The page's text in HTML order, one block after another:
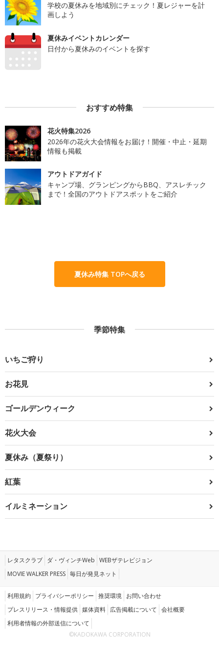
学校の夏休みを地域別にチェック！夏レジャーを計
画しよう
夏休みイベントカレンダー
日付から夏休みのイベントを探す
おすすめ特集
花火特集2026
2026年の花火大会情報をお届け！開催・中止・延期
情報も掲載
アウトドアガイド
キャンプ場、グランピングからBBQ、アスレチック
まで！全国のアウトドアスポットをご紹介
夏休み特集 TOPへ戻る
季節特集
いちご狩り
お花見
ゴールデンウィーク
花火大会
夏休み（夏祭り）
紅葉
イルミネーション
レタスクラブ ダ・ヴィンチWeb WEBザテレビジョン
MOVIE WALKER PRESS 毎日が発見ネット
利用規約 プライバシーポリシー 推奨環境 お問い合わせ
プレスリリース・情報提供 媒体資料 広告掲載について 会社概要
利用者情報の外部送信について
©KADOKAWA CORPORATION